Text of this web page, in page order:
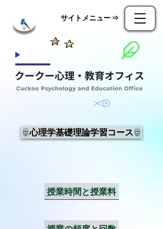
​サイトメニュー ⇒
心理学基礎理論学習コース
授業時間と授業料